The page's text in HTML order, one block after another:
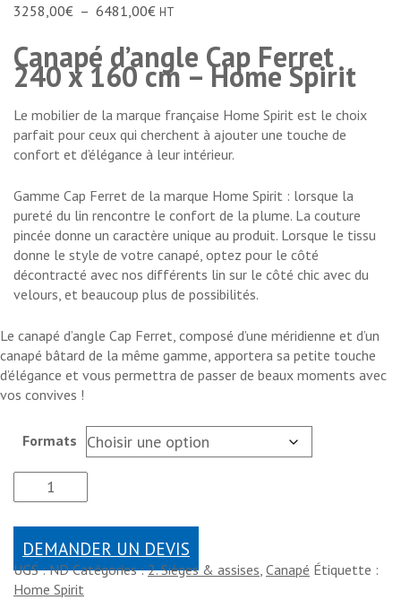
3258,00€ – 6481,00€ HT
Canapé d’angle Cap Ferret
240 x 160 cm – Home Spirit
Le mobilier de la marque française Home Spirit est le choix
parfait pour ceux qui cherchent à ajouter une touche de
confort et d’élégance à leur intérieur.
Gamme Cap Ferret de la marque Home Spirit : lorsque la
pureté du lin rencontre le confort de la plume. La couture
pincée donne un caractère unique au produit. Lorsque le tissu
donne le style de votre canapé, optez pour le côté
décontracté avec nos différents lin sur le côté chic avec du
velours, et beaucoup plus de possibilités.
Le canapé d’angle Cap Ferret, composé d’une méridienne et d’un
canapé bâtard de la même gamme, apportera sa petite touche
d’élégance et vous permettra de passer de beaux moments avec
vos convives !
Formats
DEMANDER UN DEVIS
UGS :ND Catégories :2. Sièges & assises, Canapé Étiquette :
Home Spirit